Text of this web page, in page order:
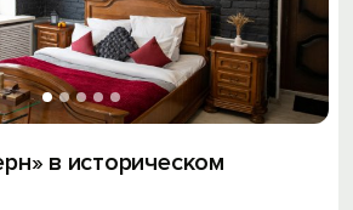
в историческом